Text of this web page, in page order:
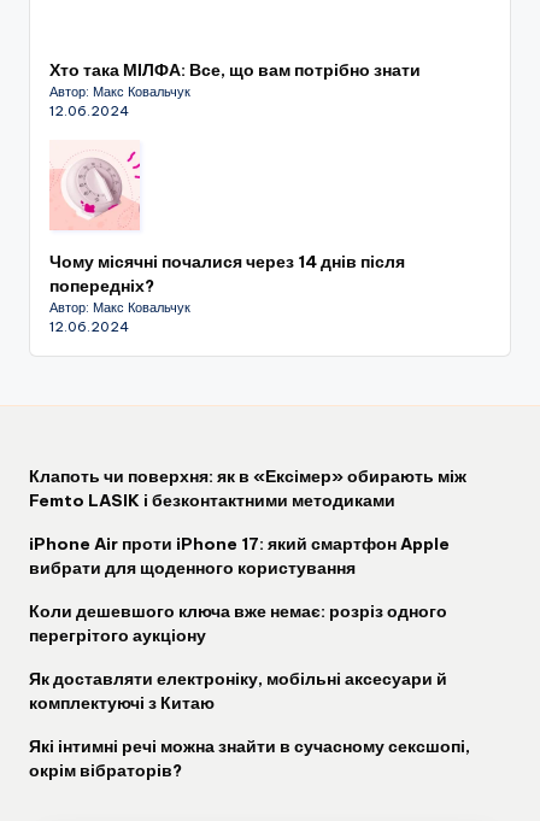
Хто така МІЛФА: Все, що вам потрібно знати
Автор: Макс Ковальчук
12.06.2024
Чому місячні почалися через 14 днів після
попередніх?
Автор: Макс Ковальчук
12.06.2024
Клапоть чи поверхня: як в «Ексімер» обирають між
Femto LASIK і безконтактними методиками
iPhone Air проти iPhone 17: який смартфон Apple
вибрати для щоденного користування
Коли дешевшого ключа вже немає: розріз одного
перегрітого аукціону
Як доставляти електроніку, мобільні аксесуари й
комплектуючі з Китаю
Які інтимні речі можна знайти в сучасному сексшопі,
окрім вібраторів?